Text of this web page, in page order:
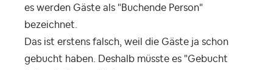
es werden Gäste als "Buchende Person"
bezeichnet.
Das ist erstens falsch, weil die Gäste ja schon
gebucht haben. Deshalb müsste es "Gebucht